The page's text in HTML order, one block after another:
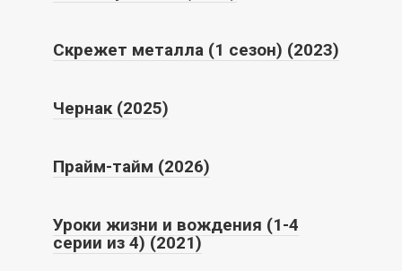
Скрежет металла (1 сезон) (2023)
Чернак (2025)
Прайм-тайм (2026)
Уроки жизни и вождения (1-4
серии из 4) (2021)